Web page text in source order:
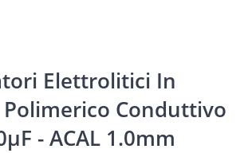
Elettrolitici In
Conduttivo
- ACAL 1.0mm